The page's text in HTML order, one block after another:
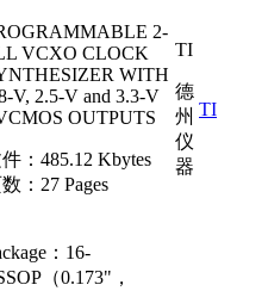
2-
VCXO CLOCK
WITH
V, 2.5-V and 3.3-V
OUTPUTS
： 485.12 Kbytes
： 27 Pages
TI
德
州
仪
器
TI
：16-
（0.173"，